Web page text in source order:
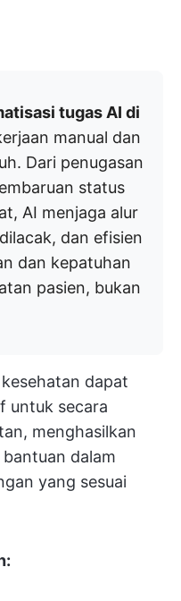
tugas AI di
manual dan
Dari penugasan
status
AI menjaga alur
dan efisien
dan kepatuhan
pasien, bukan
dapat
untuk secara
menghasilkan
dalam
yang sesuai